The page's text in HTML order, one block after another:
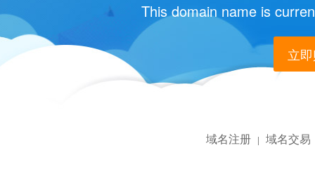
This domain name is
立
域名注册 | 域名交易